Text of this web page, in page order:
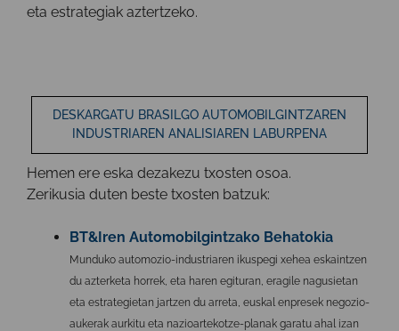
eta estrategiak aztertzeko.
DESKARGATU BRASILGO AUTOMOBILGINTZAREN
INDUSTRIAREN ANALISIAREN LABURPENA
Hemen ere eska dezakezu txosten osoa.
Zerikusia duten beste txosten batzuk:
BT&Iren Automobilgintzako Behatokia
Munduko automozio-industriaren ikuspegi xehea eskaintzen
du azterketa horrek, eta haren egituran, eragile nagusietan
eta estrategietan jartzen du arreta, euskal enpresek negozio-
aukerak aurkitu eta nazioartekotze-planak garatu ahal izan